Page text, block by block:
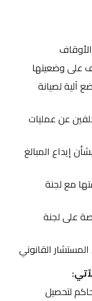
على وضعيتها
آلية لصيانة
عن عمليات
إيداع المبالغ
مع لجنة
على لجنة
القانوني
لتحصيل